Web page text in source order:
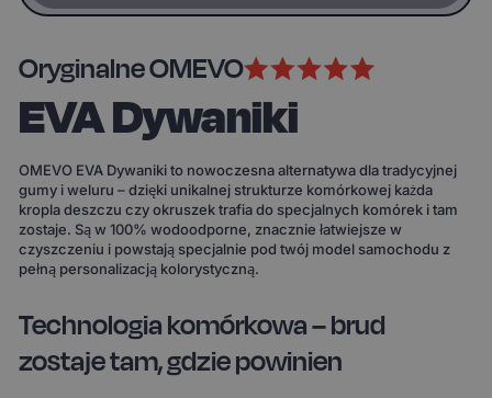
Oryginalne OMEVO
EVA Dywaniki
OMEVO EVA Dywaniki to nowoczesna alternatywa dla tradycyjnej
gumy i weluru – dzięki unikalnej strukturze komórkowej każda
kropla deszczu czy okruszek trafia do specjalnych komórek i tam
zostaje. Są w 100% wodoodporne, znacznie łatwiejsze w
czyszczeniu i powstają specjalnie pod twój model samochodu z
pełną personalizacją kolorystyczną.
Technologia komórkowa – brud
zostaje tam, gdzie powinien